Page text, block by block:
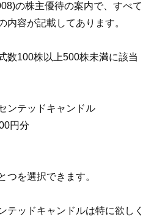
の株主優待の案内で、すべて
内容が記載してあります。
数100株以上500株未満に該当
ンテッドキャンドル
円分
つを選択できます。
テッドキャンドルは特に欲しく